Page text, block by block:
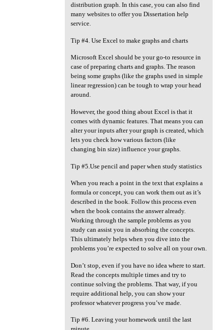
distribution graph. In this case, you can also find
many websites to offer you Dissertation help
service.
Tip #4. Use Excel to make graphs and charts
Microsoft Excel should be your go-to resource in
case of preparing charts and graphs. The reason
being some graphs (like the graphs used in simple
linear regression) can be tough to wrap your head
around.
However, the good thing about Excel is that it
comes with dynamic features. That means you can
alter your inputs after your graph is created, which
lets you check how various factors (like
changing bin size) influence your graphs.
Tip #5.Use pencil and paper when study statistics
When you reach a point in the text that explains a
formula or concept, you can work them out as it’s
described in the book. Follow this process even
when the book contains the answer already.
Working through the sample problems as you
study can assist you in absorbing the concepts.
This ultimately helps when you dive into the
problems you’re expected to solve all on your own.
Don’t stop, even if you have no idea where to start.
Read the concepts multiple times and try to
continue solving the problems. That way, if you
require additional help, you can show your
professor whatever progress you’ve made.
Tip #6. Leaving your homework until the last